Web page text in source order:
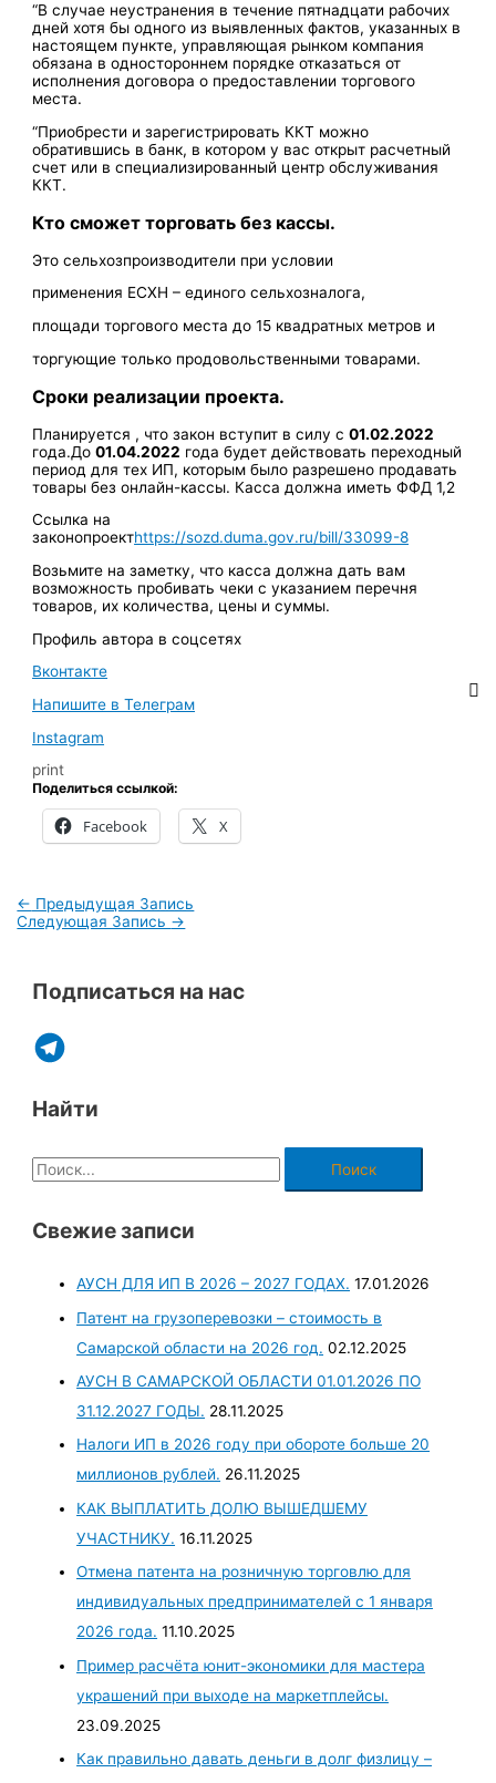
“В случае неустранения в течение пятнадцати рабочих
дней хотя бы одного из выявленных фактов, указанных в
настоящем пункте, управляющая рынком компания
обязана в одностороннем порядке отказаться от
исполнения договора о предоставлении торгового
места.
“Приобрести и зарегистрировать ККТ можно
обратившись в банк, в котором у вас открыт расчетный
счет или в специализированный центр обслуживания
ККТ.
Кто сможет торговать без кассы.
Это сельхозпроизводители при условии
применения ЕСХН – единого сельхозналога,
площади торгового места до 15 квадратных метров и
торгующие только продовольственными товарами.
Сроки реализации проекта.
Планируется , что закон вступит в силу с01.02.2022
года.До01.04.2022 года будет действовать переходный
период для тех ИП, которым было разрешено продавать
товары без онлайн-кассы. Касса должна иметь ФФД 1,2
Ссылка на
законопроектhttps://sozd.duma.gov.ru/bill/33099-8
Возьмите на заметку, что касса должна дать вам
возможность пробивать чеки с указанием перечня
товаров, их количества, цены и суммы.
Профиль автора в соцсетях
Вконтакте
Напишите в Телеграм
Instagram
print
Поделиться ссылкой:
Facebook X
← Предыдущая Запись
Следующая Запись →
Подписаться на нас
Найти
Свежие записи
АУСН ДЛЯ ИП В 2026 – 2027 ГОДАХ. 17.01.2026
Патент на грузоперевозки – стоимость в
Самарской области на 2026 год. 02.12.2025
АУСН В САМАРСКОЙ ОБЛАСТИ 01.01.2026 ПО
31.12.2027 ГОДЫ. 28.11.2025
Налоги ИП в 2026 году при обороте больше 20
миллионов рублей. 26.11.2025
КАК ВЫПЛАТИТЬ ДОЛЮ ВЫШЕДШЕМУ
УЧАСТНИКУ. 16.11.2025
Отмена патента на розничную торговлю для
индивидуальных предпринимателей с 1 января
2026 года. 11.10.2025
Пример расчёта юнит-экономики для мастера
украшений при выходе на маркетплейсы.
23.09.2025
Как правильно давать деньги в долг физлицу –